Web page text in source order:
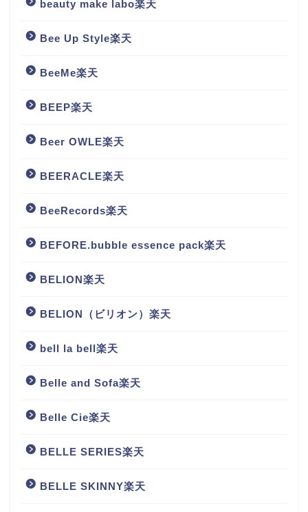
beauty make labo楽天
Bee Up Style楽天
BeeMe楽天
BEEP楽天
Beer OWLE楽天
BEERACLE楽天
BeeRecords楽天
BEFORE.bubble essence pack楽天
BELION楽天
BELION（ビリオン）楽天
bell la bell楽天
Belle and Sofa楽天
Belle Cie楽天
BELLE SERIES楽天
BELLE SKINNY楽天